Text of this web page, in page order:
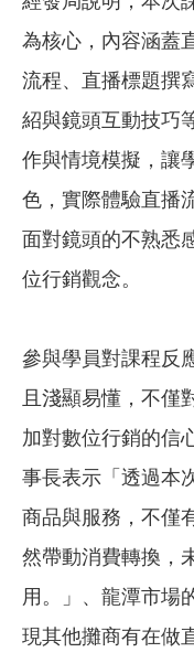
為核心，內容涵蓋
流程、直播標題撰
紹與鏡頭互動技巧
作與情境模擬，讓
色，實際體驗直播
面對鏡頭的不熟悉
位行銷觀念。
參與學員對課程反
且淺顯易懂，不僅
加對數位行銷的信
事長表示「透過本
商品與服務，不僅
然帶動消費轉換，
用。」、龍潭市場
現其他攤商有在做